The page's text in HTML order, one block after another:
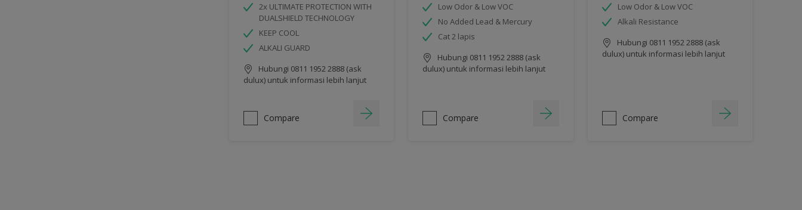
2x ULTIMATE PROTECTION WITH
DUALSHIELD TECHNOLOGY
KEEP COOL
ALKALI GUARD
Hubungi 0811 1952 2888 (ask
dulux) untuk informasi lebih lanjut
Compare
Low Odor & Low VOC
No Added Lead & Mercury
Cat 2 lapis
Hubungi 0811 1952 2888 (ask
dulux) untuk informasi lebih lanjut
Compare
Low Odor & Low VOC
Alkali Resistance
Hubungi 0811 1952 2888 (ask
dulux) untuk informasi lebih lanjut
Compare